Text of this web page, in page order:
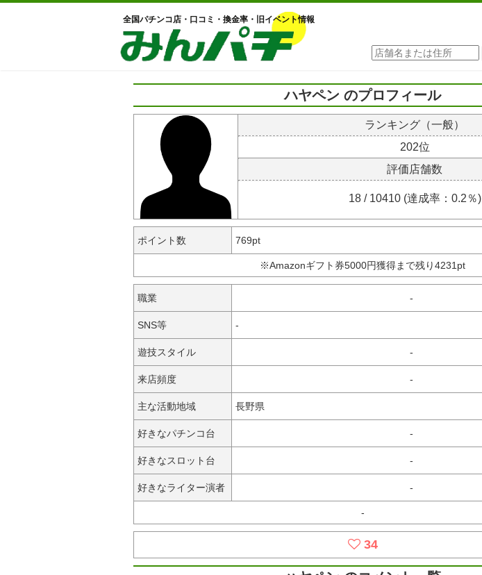
全国パチンコ店・口コミ・換金率・旧イベント情報
ハヤペン のプロフィール
ランキング（一般）
202位
評価店舗数
18 / 10410 (達成率：0.2％)
ポイント数 769pt
※Amazonギフト券5000円獲得まで残り4231pt
職業 -
SNS等 -
遊技スタイル -
来店頻度 -
主な活動地域 長野県
好きなパチンコ台 -
好きなスロット台 -
好きなライター演者 -
-
34